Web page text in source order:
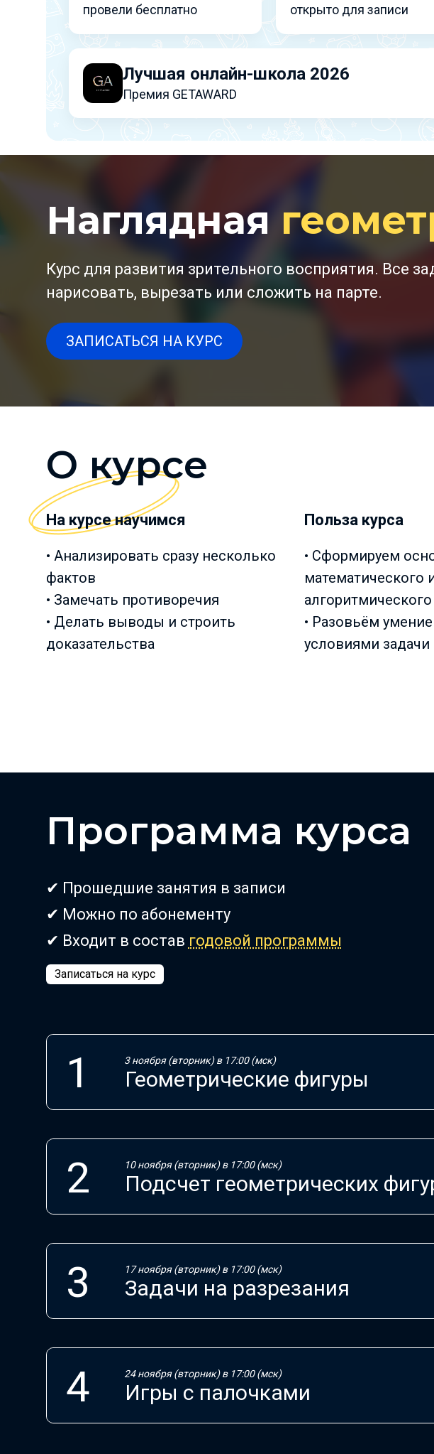
провели бесплатно открыто для записи
Лучшая онлайн-школа 2026
Премия GETAWARD
Наглядная
Курс для развития зрительного восприятия. Все
нарисовать, вырезать или сложить на парте.
ЗАПИСАТЬСЯ НА КУРС
О курсе
На курсе научимся
• Анализировать сразу несколько
фактов
• Замечать противоречия
• Делать выводы и строить
доказательства
Польза курса
• Сформируем
математического
• Разовьём
условиями задачи
Программа курса
✔ Прошедшие занятия в записи
✔ Можно по абонементу
✔ Входит в состав годовой программы
Записаться на курс
3 ноября (вторник) в 17:00 (мск)
Геометрические фигуры
10 ноября (вторник) в 17:00 (мск)
Подсчет геометрических
17 ноября (вторник) в 17:00 (мск)
Задачи на разрезания
24 ноября (вторник) в 17:00 (мск)
Игры с палочками